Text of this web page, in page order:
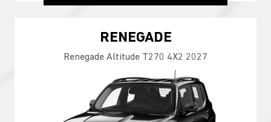
RENEGADE
Renegade Altitude T270 4X2 2027